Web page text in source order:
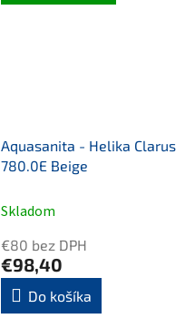
praktické využitie....
Aquasanita - Helika Clarus
780.0E Beige
Skladom
€80 bez DPH
€98,40
Do košíka